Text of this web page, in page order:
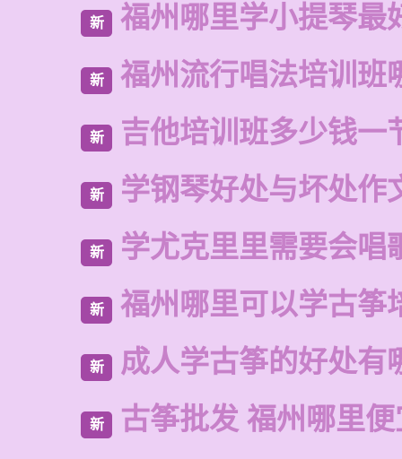
新 福州哪里学小提琴最
新 福州流行唱法培训班
新 吉他培训班多少钱一
新 学钢琴好处与坏处作
新 学尤克里里需要会唱
新 福州哪里可以学古筝
新 成人学古筝的好处有
新 古筝批发 福州哪里便